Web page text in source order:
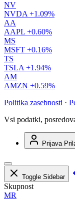
NV
NVDA +1.09%
AA
AAPL +0.60%
MS
MSFT +0.16%
TS
TSLA +1.94%
AM
AMZN +0.59%
Politika zasebnosti ·
Vsi podatki,
Prijava
Toggle Sidebar
Skupnost
MR